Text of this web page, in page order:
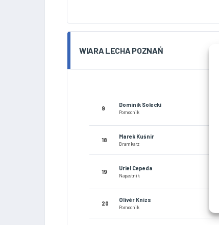
WIARA LECHA POZNAŃ
9
Dominik Solecki
Pomocnik
18
Marek Kuśnir
Bramkarz
19
Uriel Cepeda
Napastnik
20
Olivér Knizs
Pomocnik